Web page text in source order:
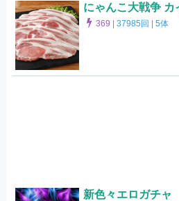
にゃんこ大戦争 カ
369 |37985回 |5体
新色々エロガチャ